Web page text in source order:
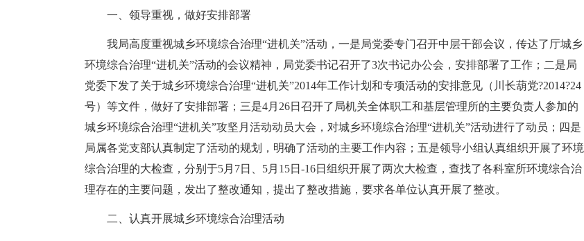
一、领导重视，做好安排部署
我局高度重视城乡环境综合治理“进机关”活动，一是局党委专门召开中层干部会议，传达了厅城乡
环境综合治理“进机关”活动的会议精神，局党委书记召开了3次书记办公会，安排部署了工作；二是局
党委下发了关于城乡环境综合治理“进机关”2014年工作计划和专项活动的安排意见（川长葫党?2014?24
号）等文件，做好了安排部署；三是4月26日召开了局机关全体职工和基层管理所的主要负责人参加的
城乡环境综合治理“进机关”攻坚月活动动员大会，对城乡环境综合治理“进机关”活动进行了动员；四是
局属各党支部认真制定了活动的规划，明确了活动的主要工作内容；五是领导小组认真组织开展了环境
综合治理的大检查，分别于5月7日、5月15日-16日组织开展了两次大检查，查找了各科室所环境综合治
理存在的主要问题，发出了整改通知，提出了整改措施，要求各单位认真开展了整改。
二、认真开展城乡环境综合治理活动